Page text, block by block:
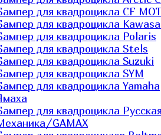
для квадроцикла CF
для квадроцикла
для квадроцикла Polaris
для квадроцикла Stels
для квадроцикла Suzuki
для квадроцикла SYM
для квадроцикла Yamaha
для квадроцикла
GAMAX